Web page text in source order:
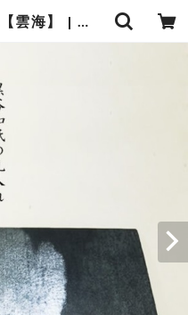
黒谷和紙の札入れ【雲海】 | 暮らしの中の和紙のかたち